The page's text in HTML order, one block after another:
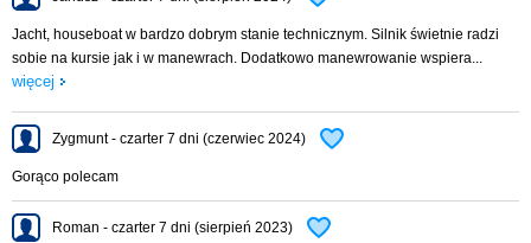
Silnik doczepny Yamaha 30 KM
Ster strumieniowy
Daszek w kokpicie + dodatkowe ścianki chroniące przed wiatrem
WC chemiczne
Ogrzewanie Webasto
Kuchenka turystyczna
Jacht, houseboat w bardzo dobrym stanie technicznym. Silnik świetnie radzi
sobie na kursie jak i w manewrach. Dodatkowo manewrowanie wspiera...
więcej
Zygmunt - czarter 7 dni (czerwiec 2024)
Gorąco polecam
Roman - czarter 7 dni (sierpień 2023)